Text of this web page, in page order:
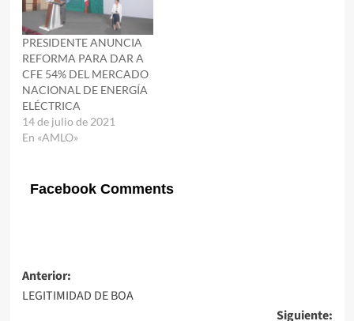
PRESIDENTE ANUNCIA
REFORMA PARA DAR A
CFE 54% DEL MERCADO
NACIONAL DE ENERGÍA
ELÉCTRICA
14 de julio de 2021
En «AMLO»
Facebook Comments
Navegación
de
Anterior:
LEGITIMIDAD DE BOA
Siguiente: